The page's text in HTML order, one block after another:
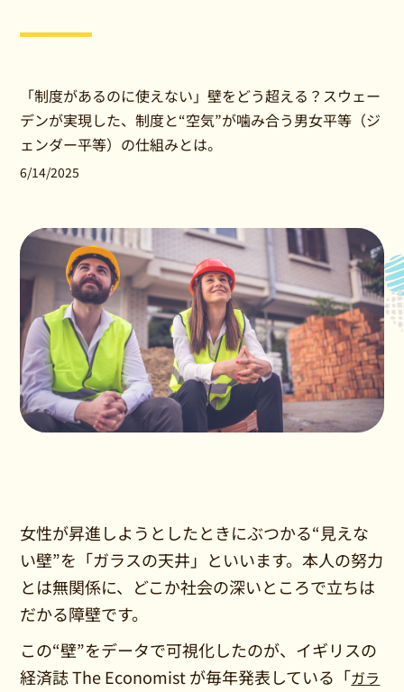
「制度があるのに使えない」壁をどう超える？スウェー
デンが実現した、制度と“空気”が噛み合う男女平等（ジ
ェンダー平等）の仕組みとは。
6/14/2025
女性が昇進しようとしたときにぶつかる“見えな
い壁”を「ガラスの天井」といいます。本人の努力
とは無関係に、どこか社会の深いところで立ちは
だかる障壁です。
この“壁”をデータで可視化したのが、イギリスの
経済誌 The Economist が毎年発表している「ガラ